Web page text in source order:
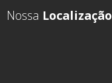
Nossa Localização